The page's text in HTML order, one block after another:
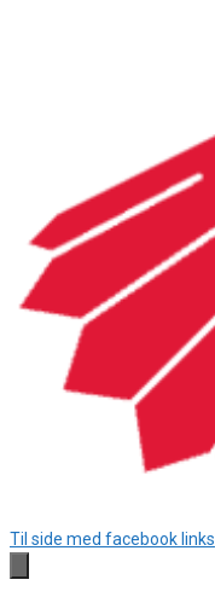
Til side med facebook links